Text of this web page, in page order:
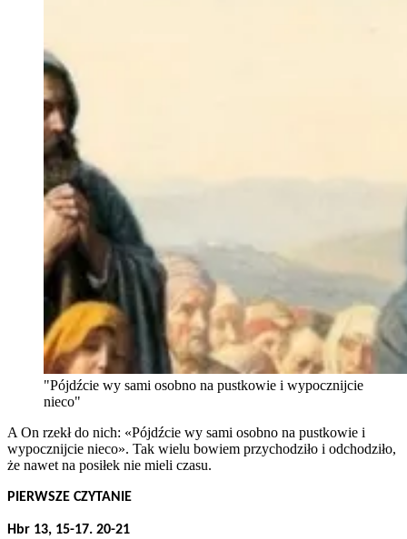
"Pójdźcie wy sami osobno na pustkowie i wypocznijcie
nieco"
A On rzekł do nich: «Pójdźcie wy sami osobno na pustkowie i
wypocznijcie nieco». Tak wielu bowiem przychodziło i odchodziło,
że nawet na posiłek nie mieli czasu.
PIERWSZE CZYTANIE
Hbr 13, 15-17. 20-21